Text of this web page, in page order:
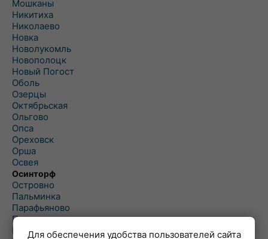
Мошканы
Никитиха
Николаево
Новка
Новолукомль
Новополоцк
Новый Погост
Оболь
Озерцы
Октябрьская
Ольгово
Опса
Ореховск
Орша
Освея
Осинторф
Островно
Пальминка
Парафьяново
Плисса
ПовятьеДля обеспечения удобства пользователей сайта